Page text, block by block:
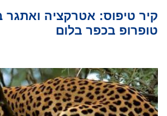
קיר טיפוס: אטרקציה ואתגר
טופרופ בכפר בלום